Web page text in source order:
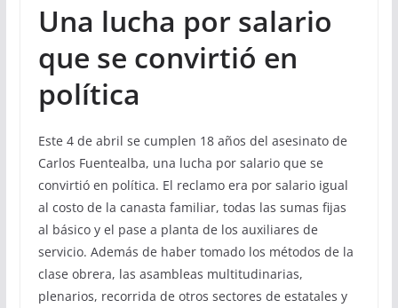
Una lucha por salario
que se convirtió en
política
Este 4 de abril se cumplen 18 años del asesinato de
Carlos Fuentealba, una lucha por salario que se
convirtió en política. El reclamo era por salario igual
al costo de la canasta familiar, todas las sumas fijas
al básico y el pase a planta de los auxiliares de
servicio. Además de haber tomado los métodos de la
clase obrera, las asambleas multitudinarias,
plenarios, recorrida de otros sectores de estatales y